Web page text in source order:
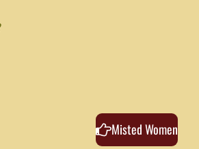
Misted Women